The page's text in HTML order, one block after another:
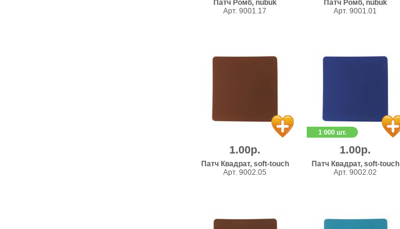
Патч Ромб, nubuk
Арт. 9001.17
Патч Ромб, nubuk
Арт. 9001.01
1.00р.
Патч Квадрат, soft-touch
Арт. 9002.05
1 000 шт.
1.00р.
Патч Квадрат, soft-touch
Арт. 9002.02